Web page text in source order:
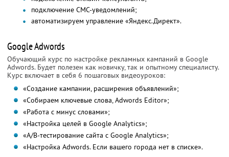
подключение СМС-уведомлений;
автоматизируем управление «Яндекс.Директ».
Google Adwords
Обучающий курс по настройке рекламных кампаний в Google
Adwords. Будет полезен как новичку, так и опытному специалисту.
Курс включает в себя 6 пошаговых видеоуроков:
«Создание кампании, расширения объявлений»;
«Собираем ключевые слова, Adwords Editor»;
«Работа с минус словами»;
«Настройка целей в Google Analytics»;
«A/B-тестирование сайта с Google Analytics»;
«Настройка Adwords. Если вашего города нет в списке».